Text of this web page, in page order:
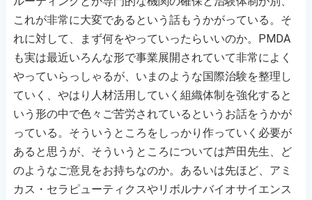
これが非常に大変であるという話もうかがっている。そ
れに対して、まず何をやっていったらいいのか。PMDA
も実は最近いろんな形で事業展開されていて非常によく
やっていらっしゃるが、いまのような国際治験を整理し
ていく、やはり人材活用していく組織体制を強化すると
いう形の中で色々ご苦労されているというお話をうかが
っている。そういうところをしっかり作っていく必要が
あると思うが、そういうところについては芦田先生、ど
のようなご意見をお持ちなのか。あるいは先ほど、アミ
カス・セラピューティクスやリボルナバイオサイエンス